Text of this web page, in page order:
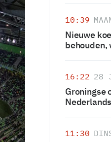
10:39
Nieuwe
16:22 28
Groningse
11:30